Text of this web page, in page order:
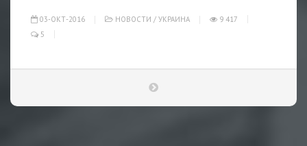
03-ОКТ-2016 НОВОСТИ / УКРАИНА
9 417
5